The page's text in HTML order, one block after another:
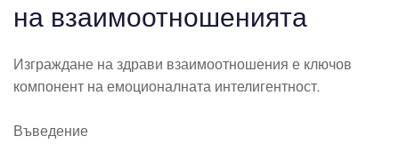
на взаимоотношенията
Изграждане на здрави взаимоотношения е ключов
компонент на емоционалната интелигентност.
Въведение